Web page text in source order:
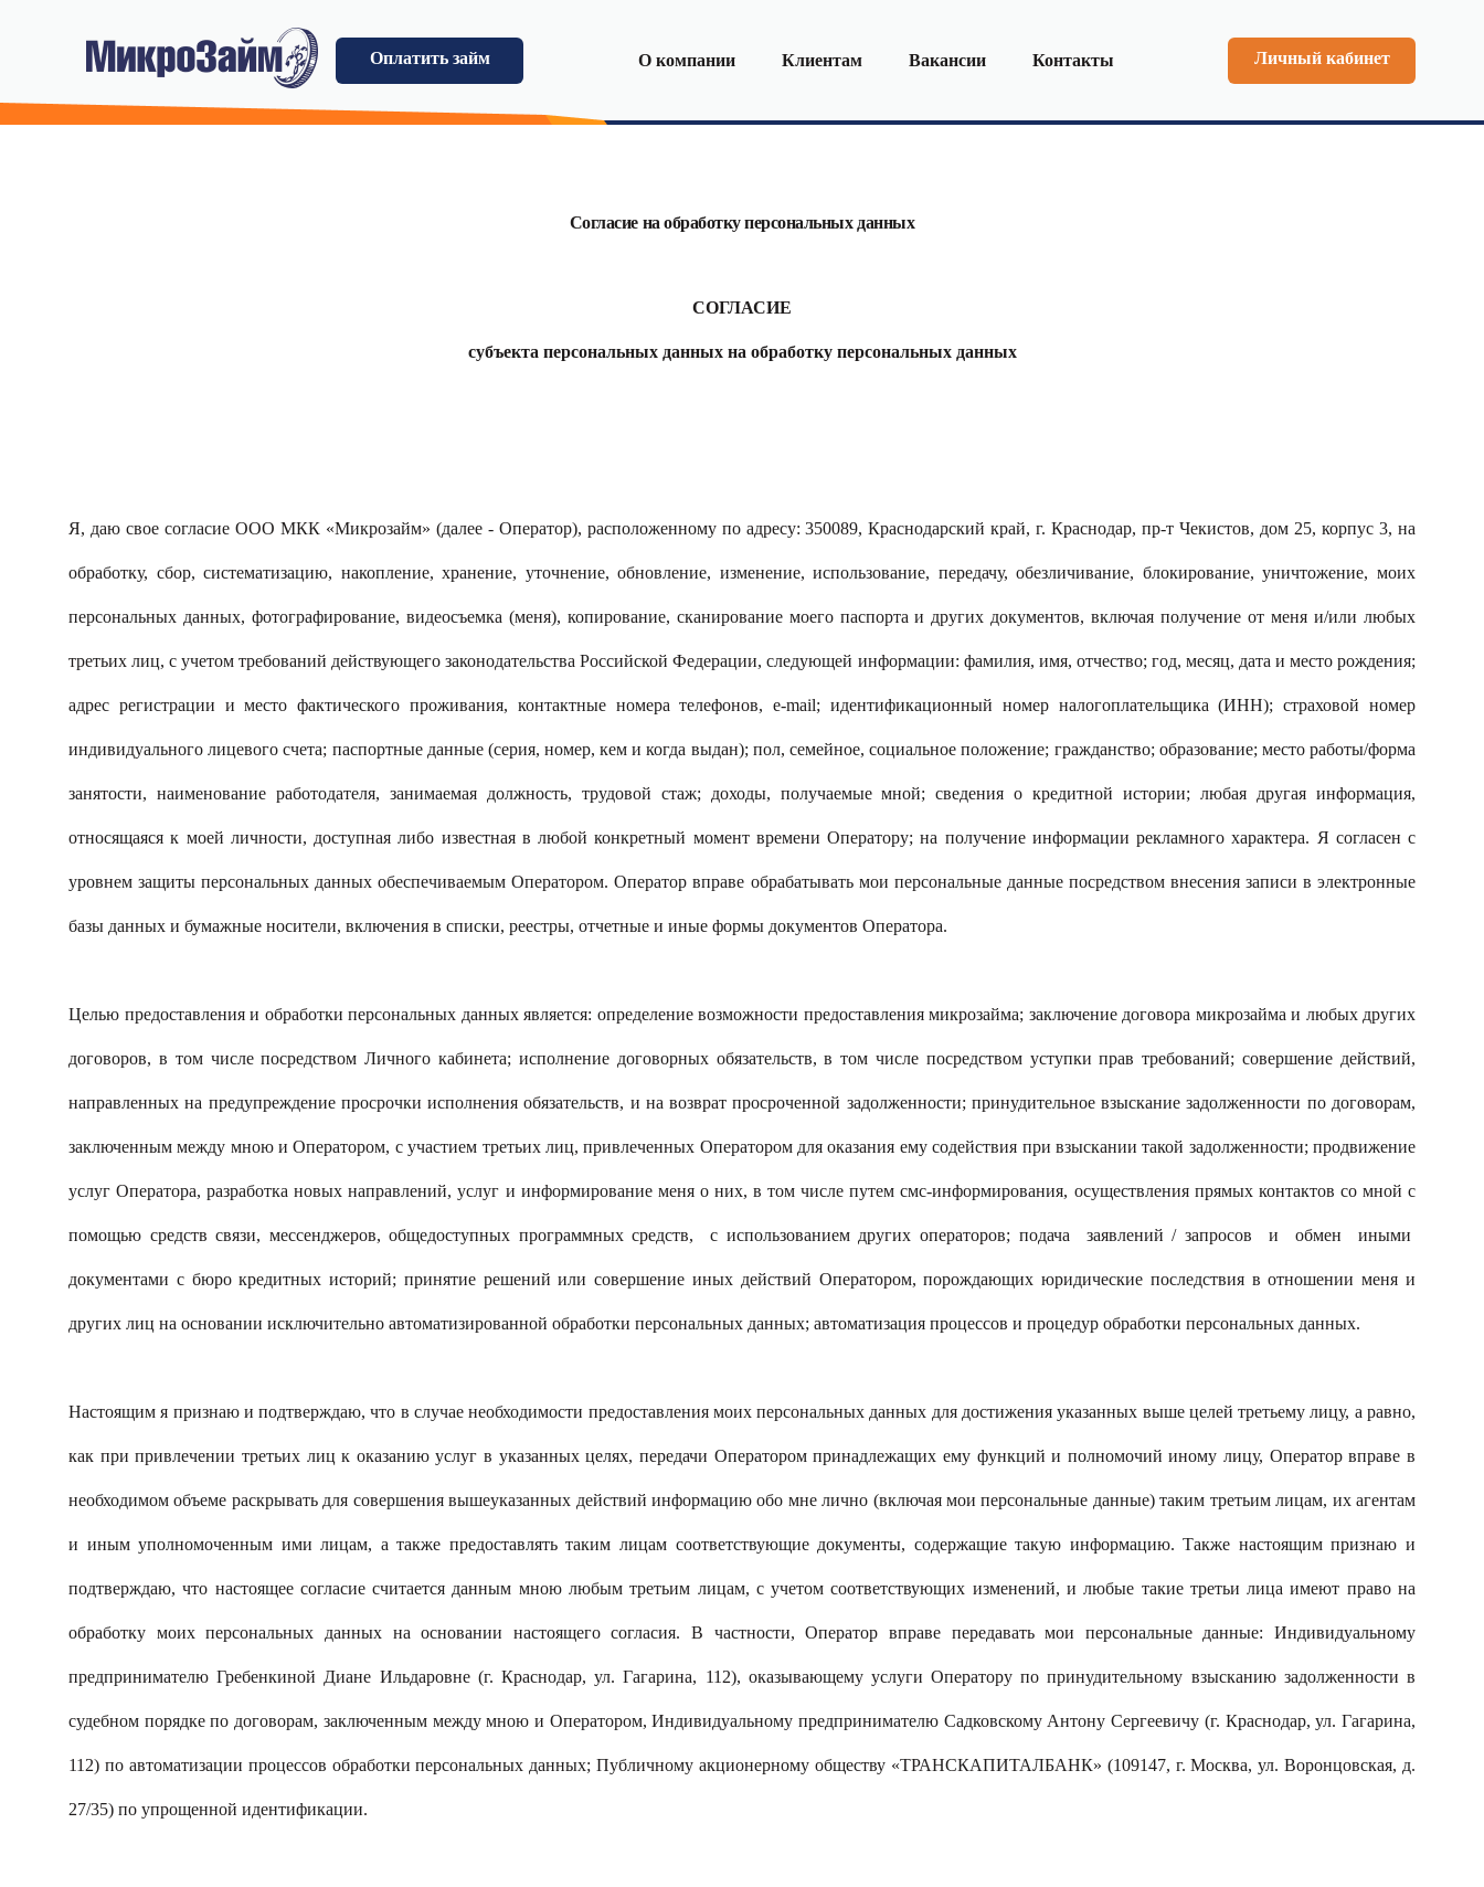
Оплатить займ О компании Клиентам Вакансии Контакты Личный кабинет
Согласие на обработку персональных данных
СОГЛАСИЕ
субъекта персональных данных на обработку персональных данных
Я, даю свое согласие ООО МКК «Микрозайм» (далее - Оператор), расположенному по адресу: 350089, Краснодарский край, г. Краснодар, пр-т Чекистов, дом 25, корпус 3, на
обработку, сбор, систематизацию, накопление, хранение, уточнение, обновление, изменение, использование, передачу, обезличивание, блокирование, уничтожение, моих
персональных данных, фотографирование, видеосъемка (меня), копирование, сканирование моего паспорта и других документов, включая получение от меня и/или любых
третьих лиц, с учетом требований действующего законодательства Российской Федерации, следующей информации: фамилия, имя, отчество; год, месяц, дата и место рождения;
адрес регистрации и место фактического проживания, контактные номера телефонов, e-mail; идентификационный номер налогоплательщика (ИНН); страховой номер
индивидуального лицевого счета; паспортные данные (серия, номер, кем и когда выдан); пол, семейное, социальное положение; гражданство; образование; место работы/форма
занятости, наименование работодателя, занимаемая должность, трудовой стаж; доходы, получаемые мной; сведения о кредитной истории; любая другая информация,
относящаяся к моей личности, доступная либо известная в любой конкретный момент времени Оператору; на получение информации рекламного характера. Я согласен с
уровнем защиты персональных данных обеспечиваемым Оператором. Оператор вправе обрабатывать мои персональные данные посредством внесения записи в электронные
базы данных и бумажные носители, включения в списки, реестры, отчетные и иные формы документов Оператора.
Целью предоставления и обработки персональных данных является: определение возможности предоставления микрозайма; заключение договора микрозайма и любых других
договоров, в том числе посредством Личного кабинета; исполнение договорных обязательств, в том числе посредством уступки прав требований; совершение действий,
направленных на предупреждение просрочки исполнения обязательств, и на возврат просроченной задолженности; принудительное взыскание задолженности по договорам,
заключенным между мною и Оператором, с участием третьих лиц, привлеченных Оператором для оказания ему содействия при взыскании такой задолженности; продвижение
услуг Оператора, разработка новых направлений, услуг и информирование меня о них, в том числе путем смс-информирования, осуществления прямых контактов со мной с
помощью средств связи, мессенджеров, общедоступных программных средств, с использованием других операторов; подача заявлений / запросов и обмен иными
документами с бюро кредитных историй; принятие решений или совершение иных действий Оператором, порождающих юридические последствия в отношении меня и
других лиц на основании исключительно автоматизированной обработки персональных данных; автоматизация процессов и процедур обработки персональных данных.
Настоящим я признаю и подтверждаю, что в случае необходимости предоставления моих персональных данных для достижения указанных выше целей третьему лицу, а равно,
как при привлечении третьих лиц к оказанию услуг в указанных целях, передачи Оператором принадлежащих ему функций и полномочий иному лицу, Оператор вправе в
необходимом объеме раскрывать для совершения вышеуказанных действий информацию обо мне лично (включая мои персональные данные) таким третьим лицам, их агентам
и иным уполномоченным ими лицам, а также предоставлять таким лицам соответствующие документы, содержащие такую информацию. Также настоящим признаю и
подтверждаю, что настоящее согласие считается данным мною любым третьим лицам, с учетом соответствующих изменений, и любые такие третьи лица имеют право на
обработку моих персональных данных на основании настоящего согласия. В частности, Оператор вправе передавать мои персональные данные: Индивидуальному
предпринимателю Гребенкиной Диане Ильдаровне (г. Краснодар, ул. Гагарина, 112), оказывающему услуги Оператору по принудительному взысканию задолженности в
судебном порядке по договорам, заключенным между мною и Оператором, Индивидуальному предпринимателю Садковскому Антону Сергеевичу (г. Краснодар, ул. Гагарина,
112) по автоматизации процессов обработки персональных данных; Публичному акционерному обществу «ТРАНСКАПИТАЛБАНК» (109147, г. Москва, ул. Воронцовская, д.
27/35) по упрощенной идентификации.